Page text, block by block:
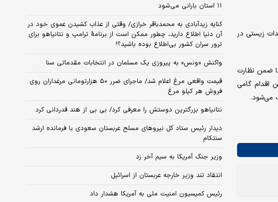
زیستی در
ضمن نظارت
اقدام گامی
می‌شود.
۱۱ استان بارانی می‌شود
کنایه زیدآبادی به محمدباقر خرازی/ وقتی از عذاب کشیدن عموی خود در
آن دنیا اطلاع دارید، چطور ممکن است از برنامهٔ ترامپ و نتانیاهو برای
ترور سران کشور بی‌اطلاع بوده باشید؟!
واکنش «ونس» به پیروزی یک مسلمان در انتخابات مقدماتی سنا
قیمت واقعی مرغ اعلام شد/ ماجرای ضرر ۵۰ هزارتومانی مرغداران روی
فروش هر کیلو مرغ
نتانیاهو بزرگترین دوستش را معرفی کرد/ بی بی از هند قدردانی کرد
دیدار رئیس ستاد کل نیروهای مسلح عربستان سعودی با فرمانده ارشد
سنتکام
وزیر جنگ آمریکا به سیم آخر زد
انتقاد تند وزیر خارجه عربستان از اسرائیل
رئیس کمیسیون امنیت ملی به آمریکا هشدار داد